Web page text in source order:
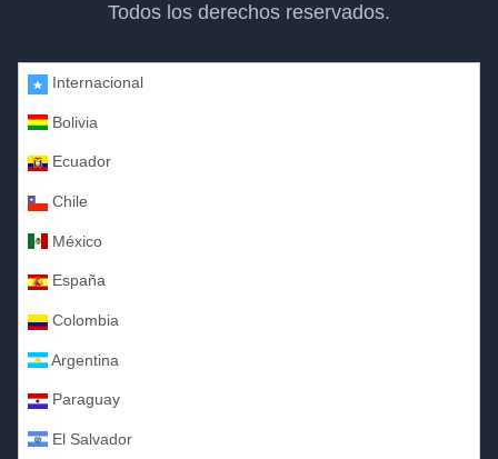
Todos los derechos reservados.
Internacional
Bolivia
Ecuador
Chile
México
España
Colombia
Argentina
Paraguay
El Salvador